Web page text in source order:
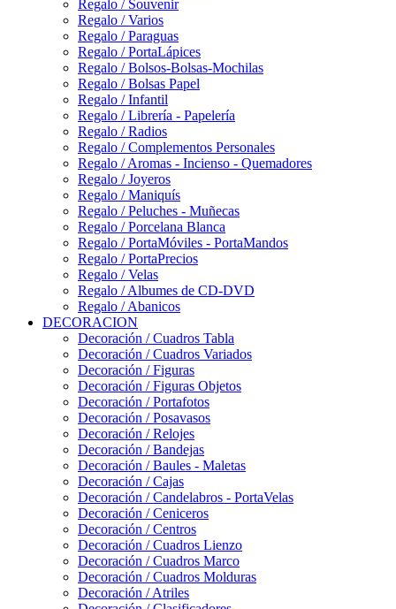
Regalo / Souvenir
Regalo / Varios
Regalo / Paraguas
Regalo / PortaLápices
Regalo / Bolsos-Bolsas-Mochilas
Regalo / Bolsas Papel
Regalo / Infantil
Regalo / Librería - Papelería
Regalo / Radios
Regalo / Complementos Personales
Regalo / Aromas - Incienso - Quemadores
Regalo / Joyeros
Regalo / Maniquís
Regalo / Peluches - Muñecas
Regalo / Porcelana Blanca
Regalo / PortaMóviles - PortaMandos
Regalo / PortaPrecios
Regalo / Velas
Regalo / Albumes de CD-DVD
Regalo / Abanicos
DECORACION
Decoración / Cuadros Tabla
Decoración / Cuadros Variados
Decoración / Figuras
Decoración / Figuras Objetos
Decoración / Portafotos
Decoración / Posavasos
Decoración / Relojes
Decoración / Bandejas
Decoración / Baules - Maletas
Decoración / Cajas
Decoración / Candelabros - PortaVelas
Decoración / Ceniceros
Decoración / Centros
Decoración / Cuadros Lienzo
Decoración / Cuadros Marco
Decoración / Cuadros Molduras
Decoración / Atriles